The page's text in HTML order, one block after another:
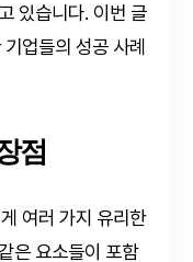
있습니다. 이번 글
업들의 성공 사례
점
여러 가지 유리한
은 요소들이 포함